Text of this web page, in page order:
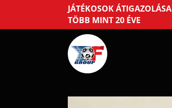
JÁTÉKOSOK ÁTIGAZOLÁSA
TÖBB MINT 20 ÉVE